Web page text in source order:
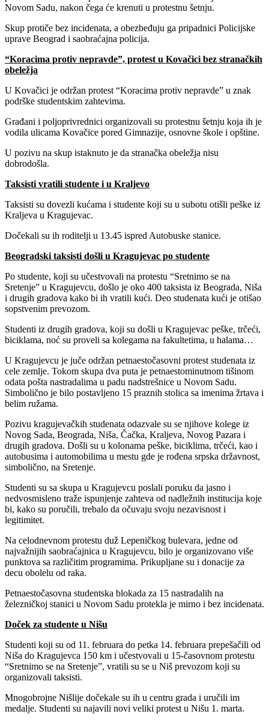
Novom Sadu, nakon čega će krenuti u protestnu šetnju.
Skup protiče bez incidenata, a obezbeđuju ga pripadnici Policijske
uprave Beograd i saobraćajna policija.
“Koracima protiv nepravde”, protest u Kovačici bez stranačkih
obeležja
U Kovačici je održan protest “Koracima protiv nepravde” u znak
podrške studentskim zahtevima.
Građani i poljoprivrednici organizovali su protestnu šetnju koja ih je
vodila ulicama Kovačice pored Gimnazije, osnovne škole i opštine.
U pozivu na skup istaknuto je da stranačka obeležja nisu
dobrodošla.
Taksisti vratili studente i u Kraljevo
Taksisti su dovezli kućama i studente koji su u subotu otišli peške iz
Kraljeva u Kragujevac.
Dočekali su ih roditelji u 13.45 ispred Autobuske stanice.
Beogradski taksisti došli u Kragujevac po studente
Po studente, koji su učestvovali na protestu “Sretnimo se na
Sretenje” u Kragujevcu, došlo je oko 400 taksista iz Beograda, Niša
i drugih gradova kako bi ih vratili kući. Deo studenata kući je otišao
sopstvenim prevozom.
Studenti iz drugih gradova, koji su došli u Kragujevac peške, trčeći,
biciklama, noć su proveli sa kolegama na fakultetima, u halama…
U Kragujevcu je juče održan petnaestočasovni protest studenata iz
cele zemlje. Tokom skupa dva puta je petnaestominutnom tišinom
odata pošta nastradalima u padu nadstrešnice u Novom Sadu.
Simbolično je bilo postavljeno 15 praznih stolica sa imenima žrtava i
belim ružama.
Pozivu kragujevačkih studenata odazvale su se njihove kolege iz
Novog Sada, Beograda, Niša, Čačka, Kraljeva, Novog Pazara i
drugih gradova. Došli su u kolonama peške, biciklima, trčeći, kao i
autobusima i automobilima u mestu gde je rođena srpska državnost,
simbolično, na Sretenje.
Studenti su sa skupa u Kragujevcu poslali poruku da jasno i
nedvosmisleno traže ispunjenje zahteva od nadležnih institucija koje
bi, kako su poručili, trebalo da očuvaju svoju nezavisnost i
legitimitet.
Na celodnevnom protestu duž Lepeničkog bulevara, jedne od
najvažnijih saobraćajnica u Kragujevcu, bilo je organizovano više
punktova sa različitim programima. Prikupljane su i donacije za
decu obolelu od raka.
Petnaestočasovna studentska blokada za 15 nastradalih na
železničkoj stanici u Novom Sadu protekla je mirno i bez incidenata.
Doček za studente u Nišu
Studenti koji su od 11. februara do petka 14. februara prepešačili od
Niša do Kragujevca 150 km i učestvovali u 15-časovnom protestu
“Sretnimo se na Sretenje”, vratili su se u Niš prevozom koji su
organizovali taksisti.
Mnogobrojne Nišlije dočekale su ih u centru grada i uručili im
medalje. Studenti su najavili novi veliki protest u Nišu 1. marta.